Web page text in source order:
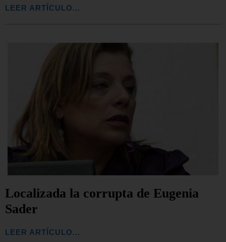
LEER ARTÍCULO...
Localizada la corrupta de Eugenia
Sader
LEER ARTÍCULO...